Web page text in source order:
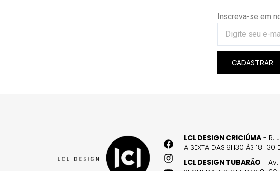
Inscreva-se em
CADASTRAR
LCL DESIGN CRICIÚMA - R.
A SEXTA DAS 8H30 ÀS
LCL DESIGN TUBARÃO -